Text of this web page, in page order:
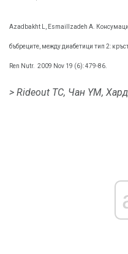
Azadbakht L, Esmaillzadeh A.
бъбреците, между диабетици тип 2:
Ren Nutr. 2009 Nov 19 (6): 479-86.
> Rideout TC, Чан YM,